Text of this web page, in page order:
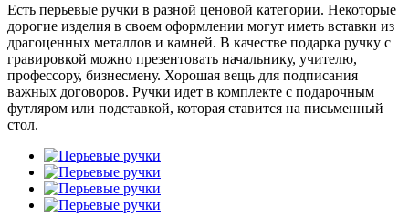
Есть перьевые ручки в разной ценовой категории. Некоторые
дорогие изделия в своем оформлении могут иметь вставки из
драгоценных металлов и камней. В качестве подарка ручку с
гравировкой можно презентовать начальнику, учителю,
профессору, бизнесмену. Хорошая вещь для подписания
важных договоров. Ручки идет в комплекте с подарочным
футляром или подставкой, которая ставится на письменный
стол.